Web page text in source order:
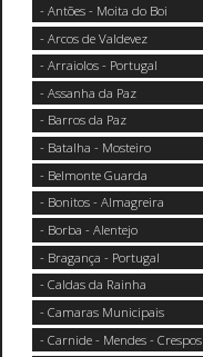
- Antões - Moita do Boi
- Arcos de Valdevez
- Arraiolos - Portugal
- Assanha da Paz
- Barros da Paz
- Batalha - Mosteiro
- Belmonte Guarda
- Bonitos - Almagreira
- Borba - Alentejo
- Bragança - Portugal
- Caldas da Rainha
- Camaras Municipais
- Carnide - Mendes - Crespos